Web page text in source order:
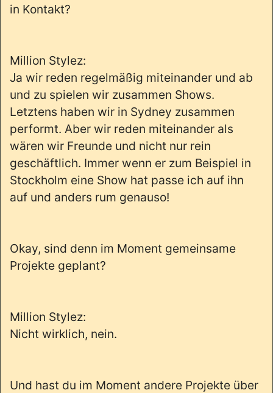
in Kontakt?
Million Stylez:
Ja wir reden regelmäßig miteinander und ab
und zu spielen wir zusammen Shows.
Letztens haben wir in Sydney zusammen
performt. Aber wir reden miteinander als
wären wir Freunde und nicht nur rein
geschäftlich. Immer wenn er zum Beispiel in
Stockholm eine Show hat passe ich auf ihn
auf und anders rum genauso!
Okay, sind denn im Moment gemeinsame
Projekte geplant?
Million Stylez:
Nicht wirklich, nein.
Und hast du im Moment andere Projekte über